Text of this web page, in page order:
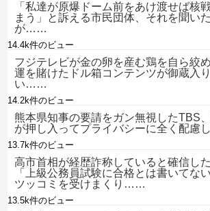
「私達が原爆ドーム前をあけ渡せば核
まう」と訴える市民団体、それを聞い
が……
14.4k件のビュー
フジテレビが金の卵を産む鶏を自ら絞
運を賭けたドル箱コンテンツが御蔵入
い……
14.2k件のビュー
熊本県知事の要請をガン無視したTBS
が押し入ってプライバシーに全く配
13.7k件のビュー
高市首相が経歴詐称していると確信し
「上級公務員試験に合格とは書いてな
ツッコミを受けまくり……
13.5k件のビュー